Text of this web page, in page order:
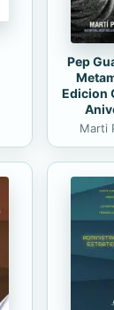
Pep
Edicion
Marti